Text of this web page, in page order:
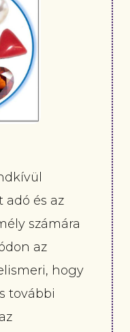
adó és az
számára
az
hogy
további